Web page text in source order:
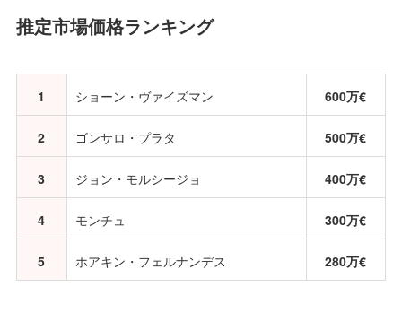
推定市場価格ランキング
1 ショーン・ヴァイズマン 600万€
2 ゴンサロ・プラタ 500万€
3 ジョン・モルシージョ 400万€
4 モンチュ 300万€
5 ホアキン・フェルナンデス 280万€